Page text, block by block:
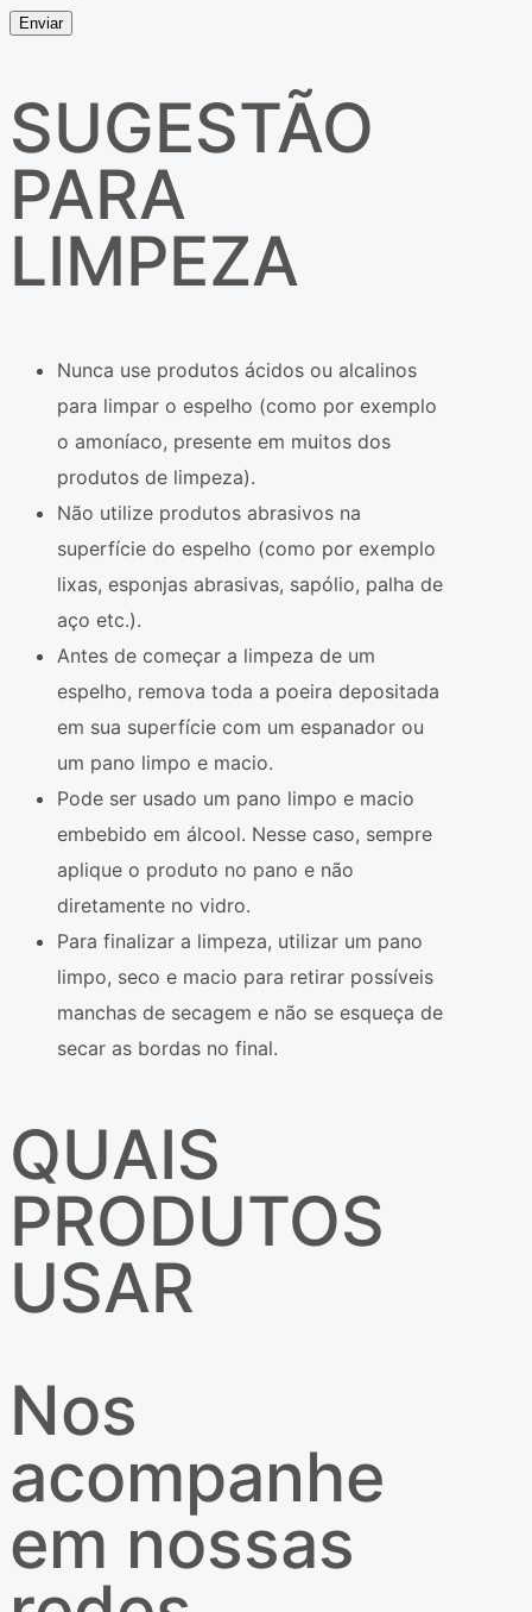
Enviar
SUGESTÃO
PARA
LIMPEZA
Nunca use produtos ácidos ou alcalinos
para limpar o espelho (como por exemplo
o amoníaco, presente em muitos dos
produtos de limpeza).
Não utilize produtos abrasivos na
superfície do espelho (como por exemplo
lixas, esponjas abrasivas, sapólio, palha de
aço etc.).
Antes de começar a limpeza de um
espelho, remova toda a poeira depositada
em sua superfície com um espanador ou
um pano limpo e macio.
Pode ser usado um pano limpo e macio
embebido em álcool. Nesse caso, sempre
aplique o produto no pano e não
diretamente no vidro.
Para finalizar a limpeza, utilizar um pano
limpo, seco e macio para retirar possíveis
manchas de secagem e não se esqueça de
secar as bordas no final.
QUAIS
PRODUTOS
USAR
Nos
acompanhe
em nossas